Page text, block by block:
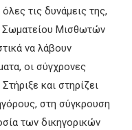
τις δυνάμεις της,
Σωματείου Μισθωτών
να λάβουν
οι σύγχρονες
και στηρίζει
στη σύγκρουση
των δικηγορικών